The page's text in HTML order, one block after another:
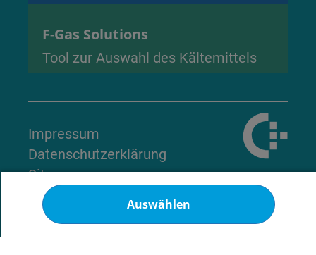
Auswählen
F-Gas Solutions
Tool zur Auswahl des Kältemittels
Impressum
Datenschutzerklärung
Site map
Cookies
© 2026 - Alle Rechte vorbehalten